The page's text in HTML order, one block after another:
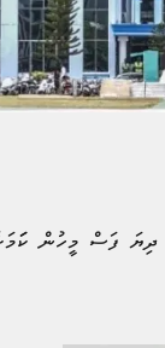
ދިޔަ ފަސް މީހުން